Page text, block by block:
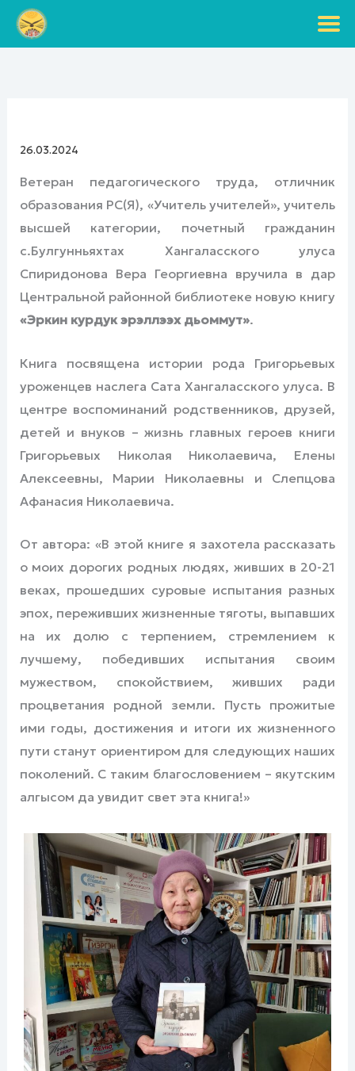
Перейти
26.03.2024
Ветеран педагогического труда, отличник
образования РС(Я), «Учитель учителей», учитель
высшей категории, почетный гражданин
с.Булгунньяхтах Хангаласского улуса
Спиридонова Вера Георгиевна вручила в дар
Центральной районной библиотеке новую книгу
«Эркин курдук эрэллээх дьоммут».
Книга посвящена истории рода Григорьевых
уроженцев наслега Сата Хангаласского улуса. В
центре воспоминаний родственников, друзей,
детей и внуков – жизнь главных героев книги
Григорьевых Николая Николаевича, Елены
Алексеевны, Марии Николаевны и Слепцова
Афанасия Николаевича.
От автора: «В этой книге я захотела рассказать
о моих дорогих родных людях, живших в 20-21
веках, прошедших суровые испытания разных
эпох, переживших жизненные тяготы, выпавших
на их долю с терпением, стремлением к
лучшему, победивших испытания своим
мужеством, спокойствием, живших ради
процветания родной земли. Пусть прожитые
ими годы, достижения и итоги их жизненного
пути станут ориентиром для следующих наших
поколений. С таким благословением – якутским
алгысом да увидит свет эта книга!»